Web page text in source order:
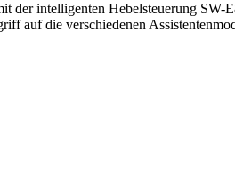
der intelligenten Hebelsteuerung
auf die verschiedenen